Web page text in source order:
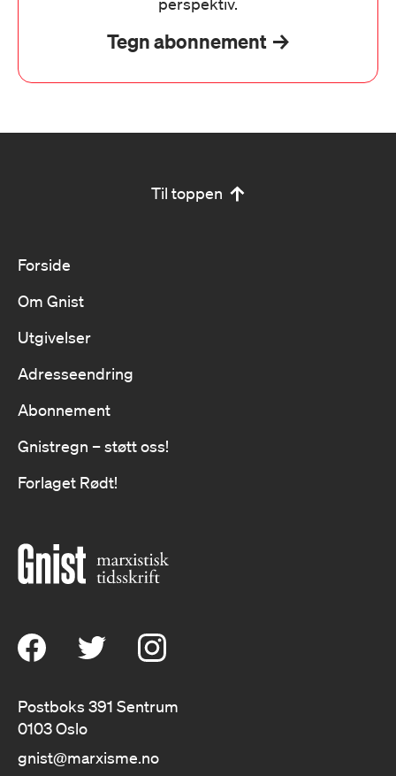
perspektiv.
Tegn abonnement
Til toppen
Forside
Om Gnist
Utgivelser
Adresseendring
Abonnement
Gnistregn – støtt oss!
Forlaget Rødt!
Postboks 391 Sentrum
0103 Oslo
gnist@marxisme.no